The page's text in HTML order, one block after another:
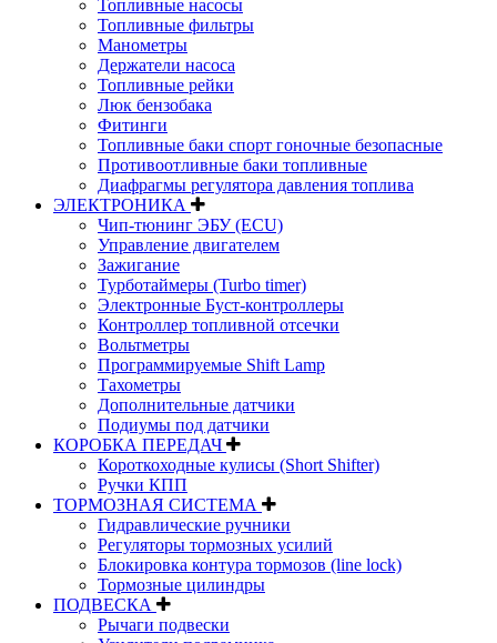
Топливные насосы
Топливные фильтры
Манометры
Держатели насоса
Топливные рейки
Люк бензобака
Фитинги
Топливные баки спорт гоночные безопасные
Противоотливные баки топливные
Диафрагмы регулятора давления топлива
ЭЛЕКТРОНИКА
Чип-тюнинг ЭБУ (ECU)
Управление двигателем
Зажигание
Турботаймеры (Turbo timer)
Электронные Буст-контроллеры
Контроллер топливной отсечки
Вольтметры
Программируемые Shift Lamp
Тахометры
Дополнительные датчики
Подиумы под датчики
КОРОБКА ПЕРЕДАЧ
Короткоходные кулисы (Short Shifter)
Ручки КПП
ТОРМОЗНАЯ СИСТЕМА
Гидравлические ручники
Регуляторы тормозных усилий
Блокировка контура тормозов (line lock)
Тормозные цилиндры
ПОДВЕСКА
Рычаги подвески